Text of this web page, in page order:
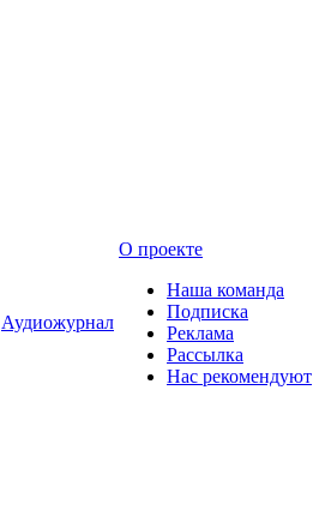
Аудиожурнал
О проекте
Наша команда
Подписка
Реклама
Рассылка
Нас рекомендуют